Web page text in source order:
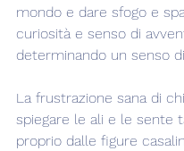
mondo e dare sfogo e
curiosità e senso di
determinando un senso
La frustrazione sana di
spiegare le ali e le sente
proprio dalle figure